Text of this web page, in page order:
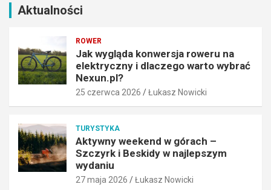
Aktualności
ROWER
Jak wygląda konwersja roweru na
elektryczny i dlaczego warto wybrać
Nexun.pl?
25 czerwca 2026 Łukasz Nowicki
TURYSTYKA
Aktywny weekend w górach –
Szczyrk i Beskidy w najlepszym
wydaniu
27 maja 2026 Łukasz Nowicki
z
o
w
a
o
w
y
b
a
s
d
y
w
n
j
e
p
s
z